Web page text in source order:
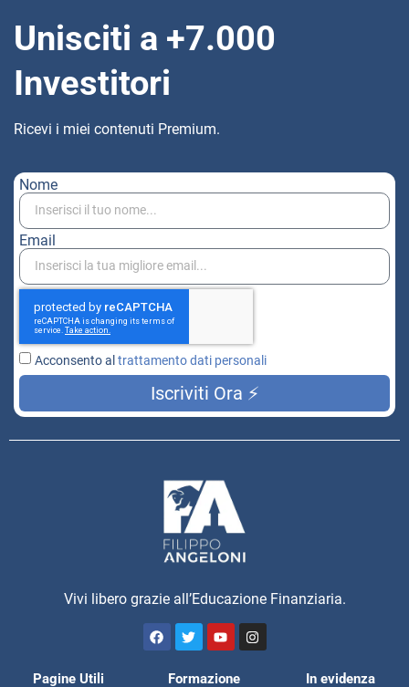
Unisciti a +7.000
Investitori
Ricevi i miei contenuti Premium.
Nome
Email
Acconsento altrattamento dati personali
Iscriviti Ora ⚡
Vivi libero grazie all’Educazione Finanziaria.
Pagine Utili Formazione In evidenza